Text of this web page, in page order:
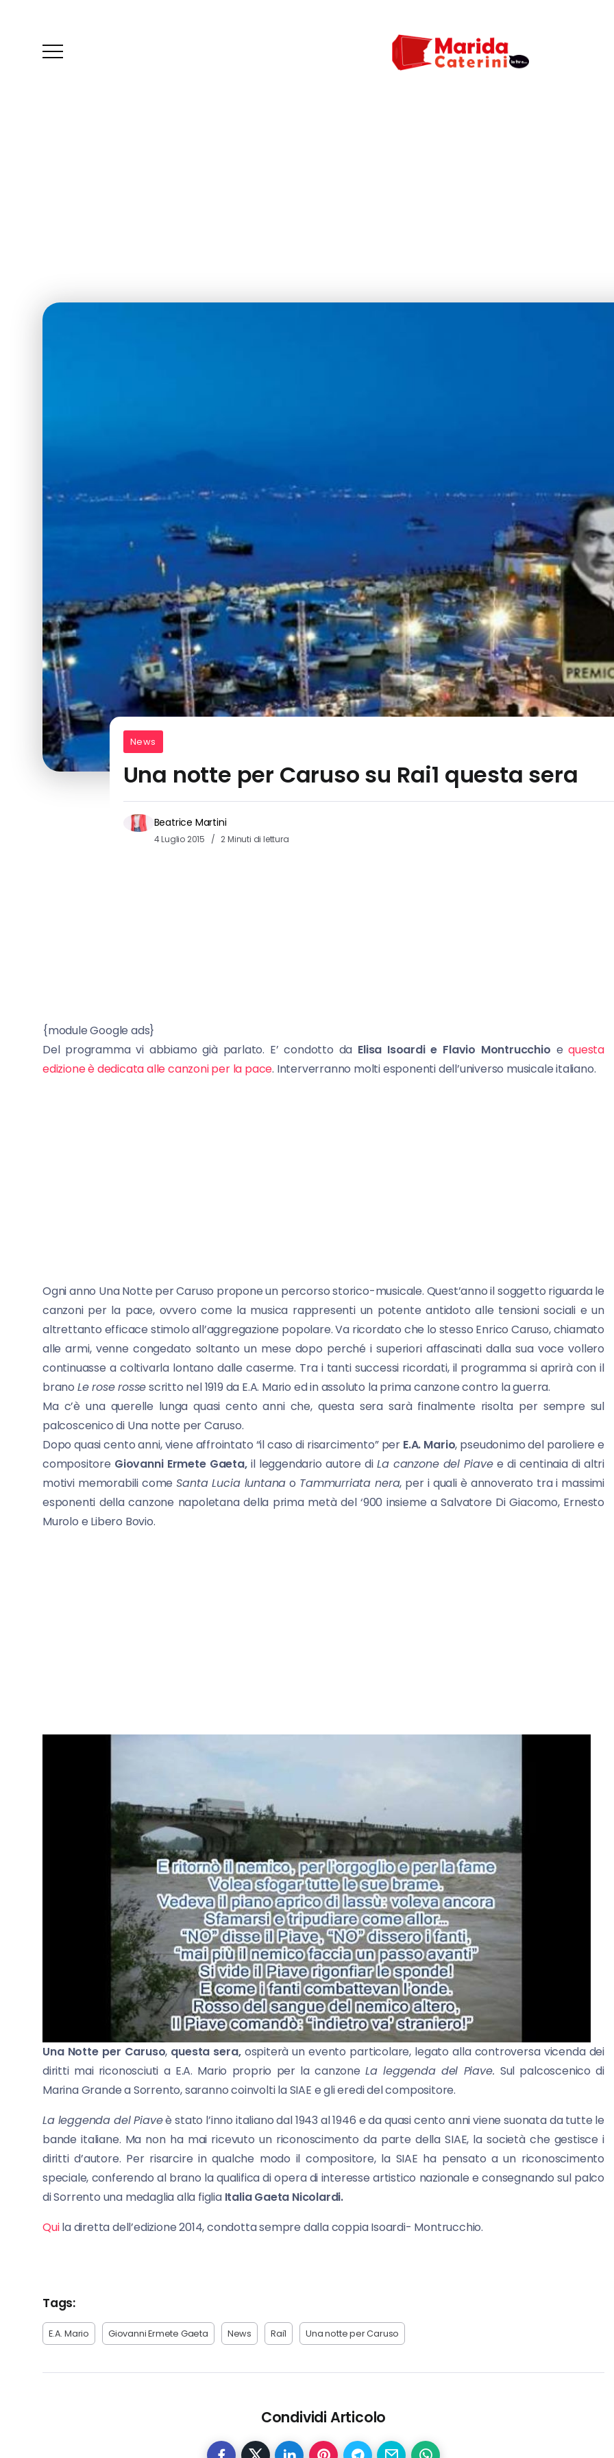
News
Una notte per Caruso su Rai1 questa sera
Beatrice Martini
4 Luglio 2015 2 Minuti di lettura
{module Google ads}
Del programma vi abbiamo già parlato. E’ condotto da Elisa Isoardi e Flavio Montrucchio equesta
edizione è dedicata alle canzoni per la pace. Interverranno molti esponenti dell’universo musicale italiano.
Ogni anno Una Notte per Caruso propone un percorso storico-musicale. Quest’anno il soggetto riguarda le
canzoni per la pace, ovvero come la musica rappresenti un potente antidoto alle tensioni sociali e un
altrettanto efficace stimolo all’aggregazione popolare. Va ricordato che lo stesso Enrico Caruso, chiamato
alle armi, venne congedato soltanto un mese dopo perché i superiori affascinati dalla sua voce vollero
continuasse a coltivarla lontano dalle caserme. Tra i tanti successi ricordati, il programma si aprirà con il
brano Le rose rossescritto nel 1919 da E.A. Mario ed in assoluto la prima canzone contro la guerra.
Ma c’è una querelle lunga quasi cento anni che, questa sera sarà finalmente risolta per sempre sul
palcoscenico di Una notte per Caruso.
Dopo quasi cento anni, viene affrointato “il caso di risarcimento” per E.A. Mario, pseudonimo del paroliere e
compositore Giovanni Ermete Gaeta,il leggendario autore di La canzone del Piavee di centinaia di altri
motivi memorabili comeSanta Lucia luntana o Tammurriata nera, per i quali è annoverato tra i massimi
esponenti della canzone napoletana della prima metà del ‘900 insieme a Salvatore Di Giacomo, Ernesto
Murolo e Libero Bovio.
Una Notte per Caruso, questa sera,ospiterà un evento particolare, legato alla controversa vicenda dei
diritti mai riconosciuti a E.A. Mario proprio per la canzoneLa leggenda del Piave. Sul palcoscenico di
Marina Grande a Sorrento, saranno coinvolti la SIAE e gli eredi del compositore.
La leggenda del Piaveè stato l’inno italiano dal 1943 al 1946 e da quasi cento anni viene suonata da tutte le
bande italiane. Ma non ha mai ricevuto un riconoscimento da parte della SIAE, la società che gestisce i
diritti d’autore. Per risarcire in qualche modo il compositore, la SIAE ha pensato a un riconoscimento
speciale, conferendo al brano la qualifica di opera di interesse artistico nazionale e consegnando sul palco
di Sorrento una medaglia alla figlia Italia Gaeta Nicolardi.
Quila diretta dell’edizione 2014, condotta sempre dalla coppia Isoardi- Montrucchio.
Tags:
E.A. Mario Giovanni Ermete Gaeta News Rai1 Una notte per Caruso
Condividi Articolo